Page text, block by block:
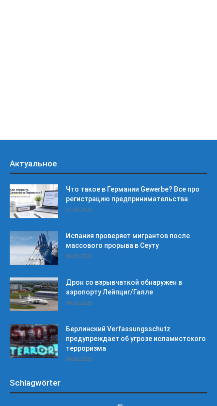
Актуальное
Что такое в Германии Gewerbe? Все про
регистрацию предпринимательства
07.08.2026
Испания проверяет мигрантов после
массового прорыва в Сеуту
06.08.2026
Дрон со взрывчаткой обнаружен в
аэропорту Лейпциг/Галле
06.08.2026
Берлинский Verfassungsschutz
предупреждает об угрозе исламистского
терроризма
06.08.2026
Schlagwörter